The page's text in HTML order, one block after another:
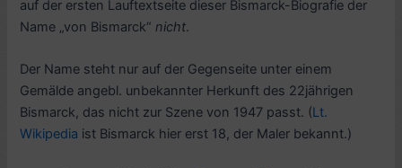
auf der ersten Lauftextseite dieser Bismarck-Biografie der
Name „von Bismarck“nicht.
Der Name steht nur auf der Gegenseite unter einem
Gemälde angebl. unbekannter Herkunft des 22jährigen
Bismarck, das nicht zur Szene von 1947 passt. (Lt.
Wikipedia ist Bismarck hier erst 18, der Maler bekannt.)